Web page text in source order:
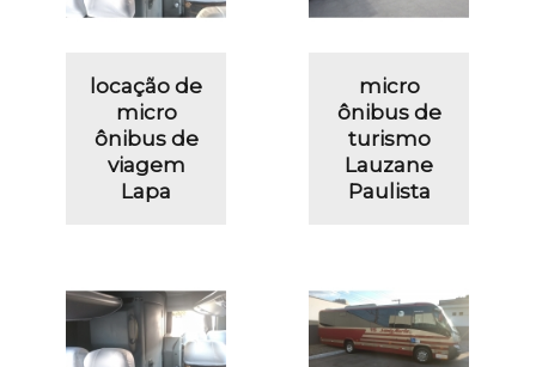
locação de
micro
ônibus de
viagem
Lapa
micro
ônibus de
turismo
Lauzane
Paulista